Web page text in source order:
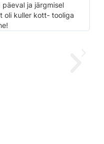
ja järgmisel
oli kuller kott- tooliga